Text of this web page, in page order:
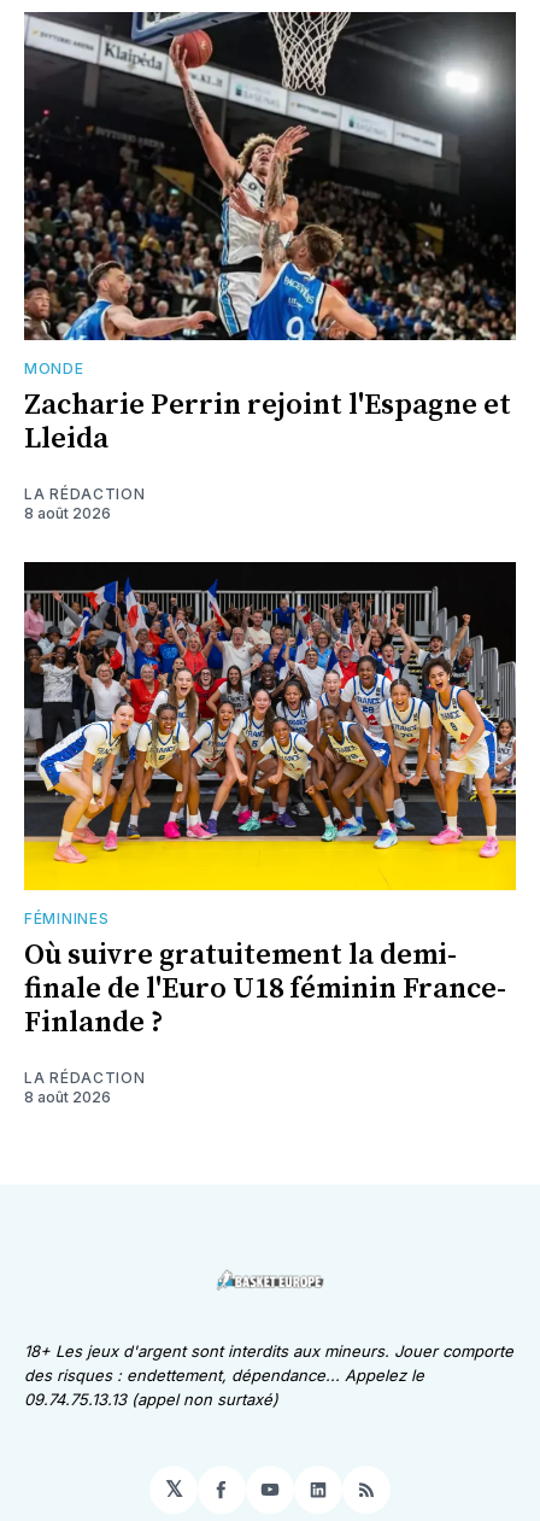
MONDE
Zacharie Perrin rejoint l'Espagne et
Lleida
LA RÉDACTION
8 août 2026
FÉMININES
Où suivre gratuitement la demi-
finale de l'Euro U18 féminin France-
Finlande ?
LA RÉDACTION
8 août 2026
18+ Les jeux d'argent sont interdits aux mineurs. Jouer comporte
des risques : endettement, dépendance... Appelez le
09.74.75.13.13 (appel non surtaxé)
𝕏 Facebook
YouTube
LinkedIn
RSS